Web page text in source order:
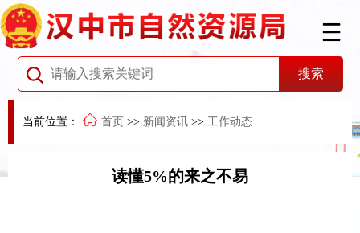
当前位置： 首页 >> 新闻资讯 >> 工作动态
读懂5%的来之不易